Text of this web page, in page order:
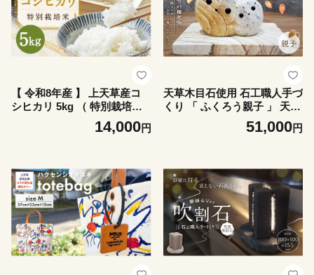
【 令和8年産 】 上天草産コ
シヒカリ 5kg （ 特別栽培米
） お米 米 こめ コメ 白米 コ
シヒカリ 新米 早期米 精米 白
8月下旬～10月下旬発送予定
】
14,000円
天草木目石使用 石工職人手づ
くり 「 ふくろう親子 」 天草
木目石 石 石職人 手づくり 工
芸品 インテリア 職人 ふくろ
51,000円